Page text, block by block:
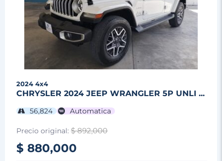
2024 4x4
CHRYSLER 2024 JEEP WRANGLER 5P UNLI ...
56,824 Automatica
Precio original: $ 892,000
$ 880,000